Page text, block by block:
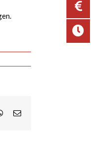
WhatsApp
E-